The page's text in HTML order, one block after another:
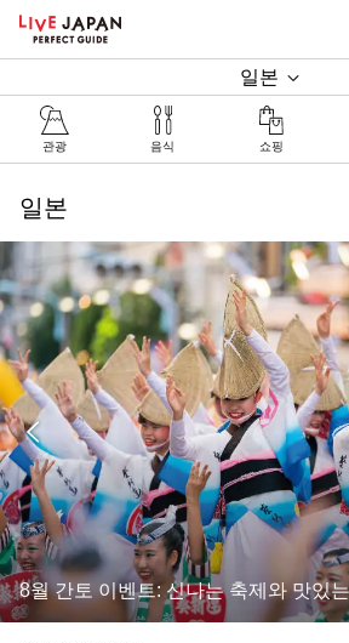
일본
관광 음식 쇼핑
일본
8월 간토 이벤트: 신나는 축제와 맛있
총정리